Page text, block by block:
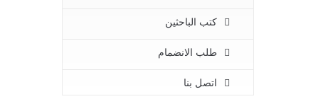
كتب الباحثين
طلب الانضمام
اتصل بنا